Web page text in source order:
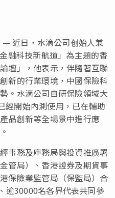
近日，水滴公司创始人兼
融科技新航道」為主題的香
壇」，他表示，伴隨著互聯
新的行業環境，中國保險科
。水滴公司自研保險領域大
經開始內測使用，已在輔助
品創新等全場景中進行應
事務及庫務局與投資推廣署
管局）、香港證券及期貨事
保險業監管局（保監局）合
逾30000名各界代表共同參